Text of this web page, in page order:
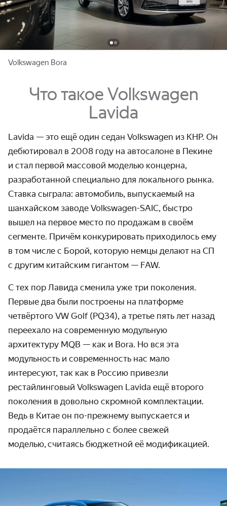
Volkswagen Bora
Что такое Volkswagen
Lavida
Lavida — это ещё один седан Volkswagen из КНР. Он
дебютировал в 2008 году на автосалоне в Пекине
и стал первой массовой моделью концерна,
разработанной специально для локального рынка.
Ставка сыграла: автомобиль, выпускаемый на
шанхайском заводе Volkswagen-SAIC, быстро
вышел на первое место по продажам в своём
сегменте. Причём конкурировать приходилось ему
в том числе с Борой, которую немцы делают на СП
с другим китайским гигантом — FAW.
С тех пор Лавида сменила уже три поколения.
Первые два были построены на платформе
четвёртого VW Golf (PQ34), а третье пять лет назад
переехало на современную модульную
архитектуру MQB — как и Bora. Но вся эта
модульность и современность нас мало
интересуют, так как в Россию привезли
рестайлинговый Volkswagen Lavida ещё второго
поколения в довольно скромной комплектации.
Ведь в Китае он по-прежнему выпускается и
продаётся параллельно с более свежей
моделью, считаясь бюджетной её модификацией.